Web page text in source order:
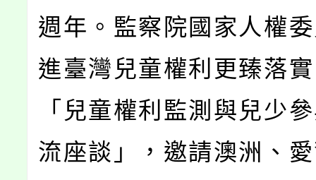
週年。監察院國家人權
進臺灣兒童權利更臻落
「兒童權利監測與兒少
流座談」，邀請澳洲、